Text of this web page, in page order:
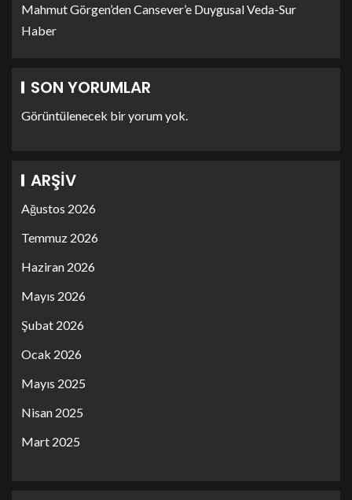
Mahmut Görgen’den Cansever’e Duygusal Veda-Sur
Haber
SON YORUMLAR
Görüntülenecek bir yorum yok.
ARŞIV
Ağustos 2026
Temmuz 2026
Haziran 2026
Mayıs 2026
Şubat 2026
Ocak 2026
Mayıs 2025
Nisan 2025
Mart 2025